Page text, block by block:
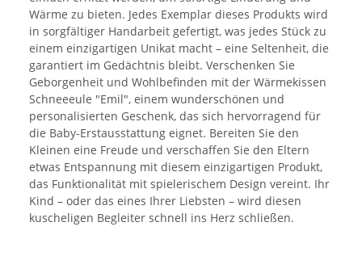
Wärme zu bieten. Jedes Exemplar dieses Produkts wird
in sorgfältiger Handarbeit gefertigt, was jedes Stück zu
einem einzigartigen Unikat macht – eine Seltenheit, die
garantiert im Gedächtnis bleibt. Verschenken Sie
Geborgenheit und Wohlbefinden mit der Wärmekissen
Schneeeule "Emil", einem wunderschönen und
personalisierten Geschenk, das sich hervorragend für
die Baby-Erstausstattung eignet. Bereiten Sie den
Kleinen eine Freude und verschaffen Sie den Eltern
etwas Entspannung mit diesem einzigartigen Produkt,
das Funktionalität mit spielerischem Design vereint. Ihr
Kind – oder das eines Ihrer Liebsten – wird diesen
kuscheligen Begleiter schnell ins Herz schließen.